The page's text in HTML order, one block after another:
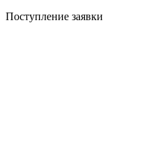
Поступление заявки